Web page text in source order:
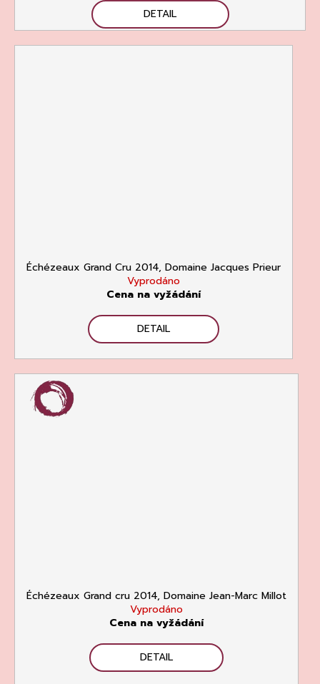
DETAIL
Échézeaux Grand Cru 2014, Domaine Jacques Prieur
Vyprodáno
Cena na vyžádání
DETAIL
Échézeaux Grand cru 2014, Domaine Jean-Marc Millot
Vyprodáno
Cena na vyžádání
DETAIL